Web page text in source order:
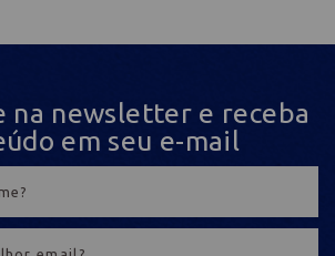
na newsletter e receba
em seu e-mail